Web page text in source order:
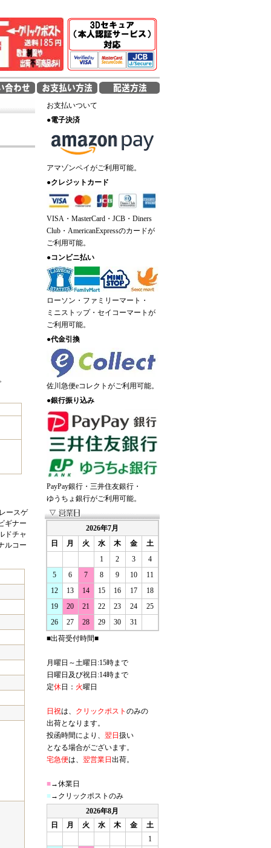
ースゲ
ギナー
ドチャ
ルコー
お支払いついて
●電子決済
アマゾンペイがご利用可能。
●クレジットカード
VISA・MasterCard・JCB・Diners
Club・AmericanExpressのカードが
ご利用可能。
●コンビニ払い
ローソン・ファミリーマート・
ミニストップ・セイコーマートが
ご利用可能。
●代金引換
佐川急便eコレクトがご利用可能。
●銀行振り込み
PayPay銀行・三井住友銀行・
ゆうちょ銀行がご利用可能。
2026年7月
日
月 火 水 木 金
土
1
2 3
4
5
6 7 8 9 10
11
12
13 14 15 16 17
18
19
20 21 22 23 24
25
26
27 28 29 30
31
■出荷受付時間■
月曜日～土曜日:15時まで
日曜日及び祝日:14時まで
定休日： 火曜日
日祝は、 クリックポスト のみの
出荷となります。
投函時間により、 翌日 扱い
となる場合がございます。
宅急便は、 翌営業日 出荷。
■→休業日
■→クリックポストのみ
2026年8月
日
月 火 水 木 金
土
1